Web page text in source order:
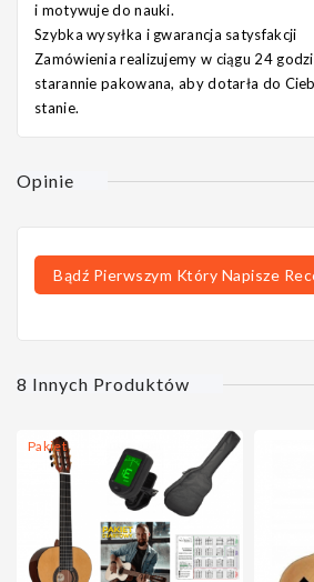
i motywuje do nauki.
Szybka wysyłka i gwarancja satysfakcji
Zamówienia realizujemy w ciągu 24
starannie pakowana, aby dotarła do
stanie.
Opinie
Bądź Pierwszym Który Napisze
8 Innych Produktów
Pakiet